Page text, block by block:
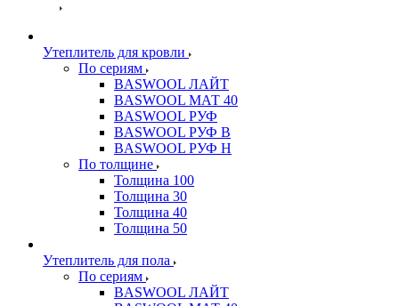
Утеплитель для кровли
По сериям
BASWOOL ЛАЙТ
BASWOOL МАТ 40
BASWOOL РУФ
BASWOOL РУФ В
BASWOOL РУФ Н
По толщине
Толщина 100
Толщина 30
Толщина 40
Толщина 50
Утеплитель для пола
По сериям
BASWOOL ЛАЙТ